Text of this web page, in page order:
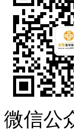
微信公